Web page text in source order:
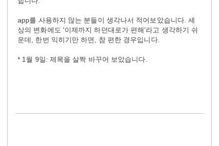
app를 사용하지 않는 분들이 생각나서 적어보았습니다. 세
상의 변화에도 '이제까지 하던대로가 편해'라고 생각하기 쉬
운데, 한번 익히기만 하면, 참 편한 경우입니다.
* 1월 9일: 제목을 살짝 바꾸어 보았습니다.